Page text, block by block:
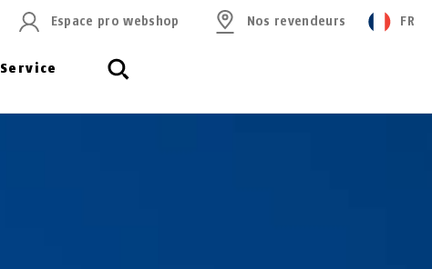
Service
Espace pro webshop Nos revendeurs FR